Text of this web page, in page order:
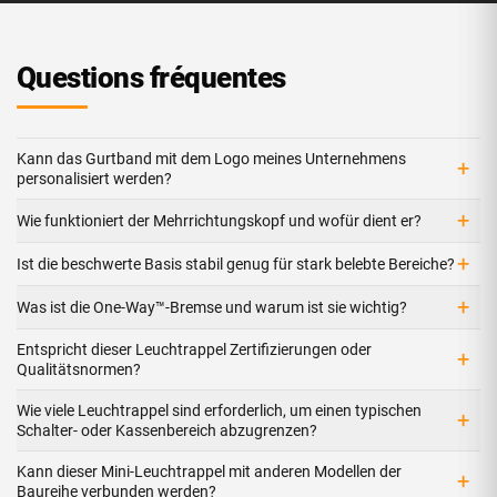
Questions fréquentes
Kann das Gurtband mit dem Logo meines Unternehmens
personalisiert werden?
+
Wie funktioniert der Mehrrichtungskopf und wofür dient er? +
Ist die beschwerte Basis stabil genug für stark belebte Bereiche?+
Was ist die One-Way™-Bremse und warum ist sie wichtig? +
Entspricht dieser Leuchtrappel Zertifizierungen oder
Qualitätsnormen?
+
Wie viele Leuchtrappel sind erforderlich, um einen typischen
Schalter- oder Kassenbereich abzugrenzen?
+
Kann dieser Mini-Leuchtrappel mit anderen Modellen der
Baureihe verbunden werden?
+